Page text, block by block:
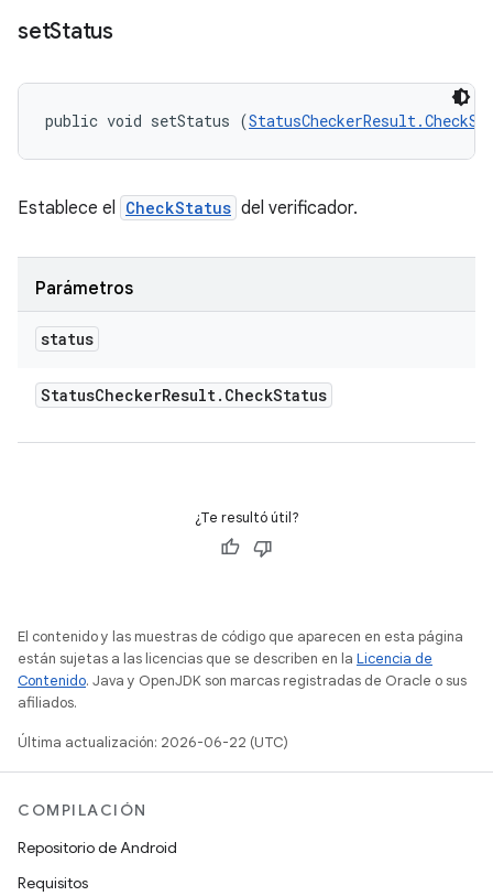
setStatus
public void setStatus (
Establece el CheckStatus del verificador.
Parámetros
status
StatusCheckerResult. CheckStatus
¿Te resultó útil?
El contenido y las muestras de código que aparecen en esta página
están sujetas a las licencias que se describen en la Licencia de
Contenido. Java y OpenJDK son marcas registradas de Oracle o sus
afiliados.
Última actualización: 2026-06-22 (UTC)
COMPILACIÓN
Repositorio de Android
Requisitos